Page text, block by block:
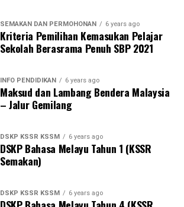
SEMAKAN DAN PERMOHONAN 6 years ago
Kriteria Pemilihan Kemasukan Pelajar
Sekolah Berasrama Penuh SBP 2021
INFO PENDIDIKAN 6 years ago
Maksud dan Lambang Bendera Malaysia
– Jalur Gemilang
DSKP KSSR KSSM 6 years ago
DSKP Bahasa Melayu Tahun 1 (KSSR
Semakan)
DSKP KSSR KSSM 6 years ago